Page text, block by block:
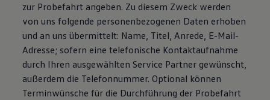
zur Probefahrt angeben. Zu diesem Zweck werden
von uns folgende personenbezogenen Daten erhoben
und an uns übermittelt: Name, Titel, Anrede, E-Mail-
Adresse; sofern eine telefonische Kontaktaufnahme
durch Ihren ausgewählten Service Partner gewünscht,
außerdem die Telefonnummer. Optional können
Terminwünsche für die Durchführung der Probefahrt